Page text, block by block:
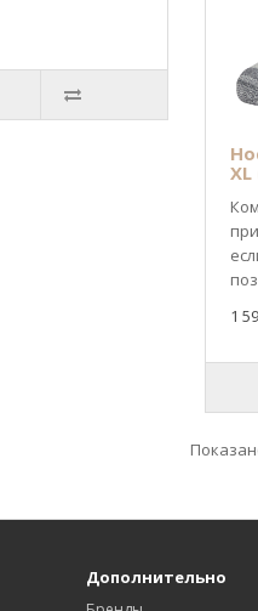
1
Дополнительно